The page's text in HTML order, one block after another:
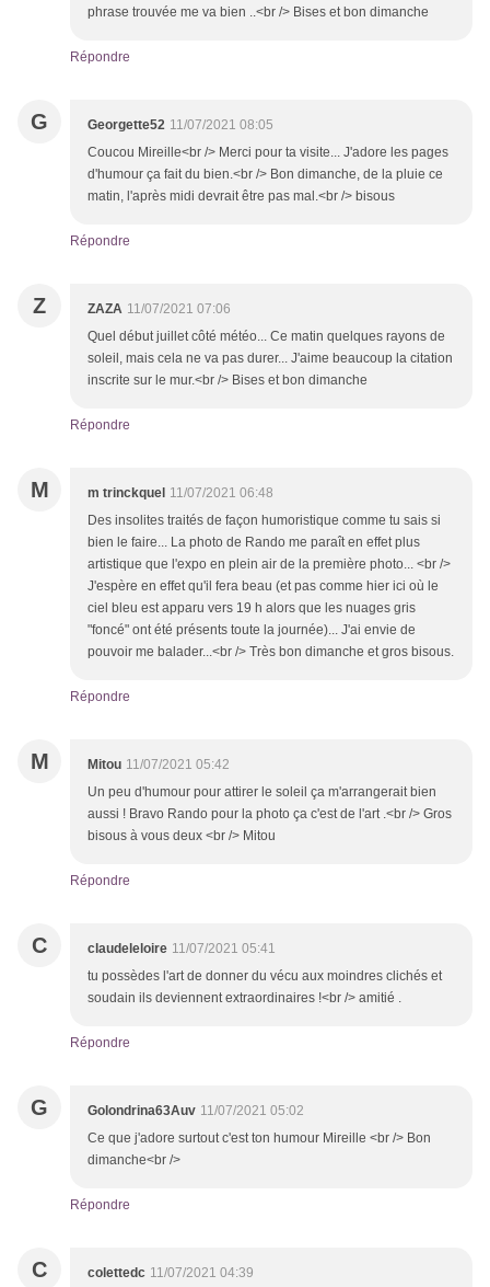
phrase trouvée me va bien ..<br /> Bises et bon dimanche
Répondre
G Georgette52 11/07/2021 08:05
Coucou Mireille<br /> Merci pour ta visite... J'adore les pages
d'humour ça fait du bien.<br /> Bon dimanche, de la pluie ce
matin, l'après midi devrait être pas mal.<br /> bisous
Répondre
Z ZAZA 11/07/2021 07:06
Quel début juillet côté météo... Ce matin quelques rayons de
soleil, mais cela ne va pas durer... J'aime beaucoup la citation
inscrite sur le mur.<br /> Bises et bon dimanche
Répondre
M m trinckquel 11/07/2021 06:48
Des insolites traités de façon humoristique comme tu sais si
bien le faire... La photo de Rando me paraît en effet plus
artistique que l'expo en plein air de la première photo... <br />
J'espère en effet qu'il fera beau (et pas comme hier ici où le
ciel bleu est apparu vers 19 h alors que les nuages gris
"foncé" ont été présents toute la journée)... J'ai envie de
pouvoir me balader...<br /> Très bon dimanche et gros bisous.
Répondre
M Mitou 11/07/2021 05:42
Un peu d'humour pour attirer le soleil ça m'arrangerait bien
aussi ! Bravo Rando pour la photo ça c'est de l'art .<br /> Gros
bisous à vous deux <br /> Mitou
Répondre
C claudeleloire 11/07/2021 05:41
tu possèdes l'art de donner du vécu aux moindres clichés et
soudain ils deviennent extraordinaires !<br /> amitié .
Répondre
G Golondrina63Auv 11/07/2021 05:02
Ce que j'adore surtout c'est ton humour Mireille <br /> Bon
dimanche<br />
Répondre
C colettedc 11/07/2021 04:39